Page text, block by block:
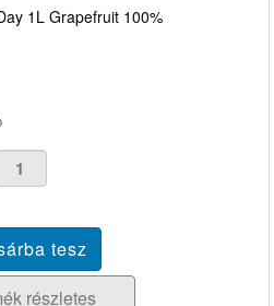
1L Grapefruit 100%
részletes